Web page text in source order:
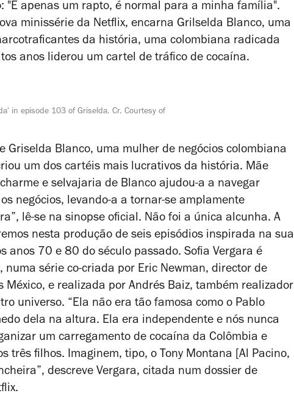
"É apenas um rapto, é normal para a minha família".
minissérie da Netflix, encarna Grilselda Blanco, uma
da história, uma colombiana radicada
anos liderou um cartel de tráfico de cocaína.
in episode 103 of Griselda. Cr. Courtesy of
Griselda Blanco, uma mulher de negócios colombiana
um dos cartéis mais lucrativos da história. Mãe
e selvajaria de Blanco ajudou-a a navegar
negócios, levando-a a tornar-se amplamente
lê-se na sinopse oficial. Não foi a única alcunha. A
nesta produção de seis episódios inspirada na sua
anos 70 e 80 do século passado. Sofia Vergara é
série co-criada por Eric Newman, director de
México, e realizada por Andrés Baiz, também realizador
universo. “Ela não era tão famosa como o Pablo
dela na altura. Ela era independente e nós nunca
um carregamento de cocaína da Colômbia e
três filhos. Imaginem, tipo, o Tony Montana [Al Pacino,
descreve Vergara, citada num dossier de